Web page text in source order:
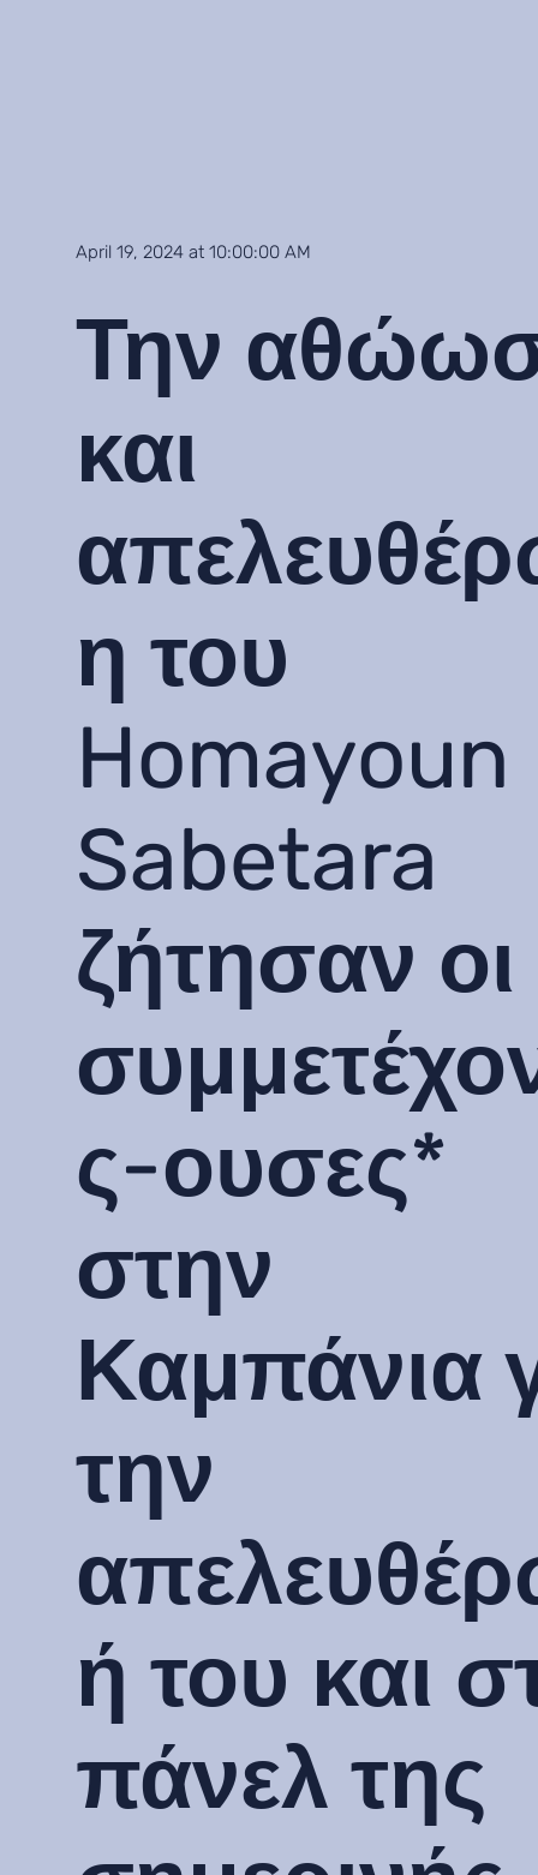
April 19, 2024 at 10:00:00 AM
Την
και
η του
Homayoun
Sabetara
ζήτησαν οι
ς-ουσες*
στην
Καμπάνια
την
ή του και
πάνελ της